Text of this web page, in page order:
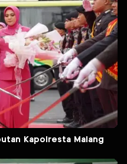
Kapolresta Malang